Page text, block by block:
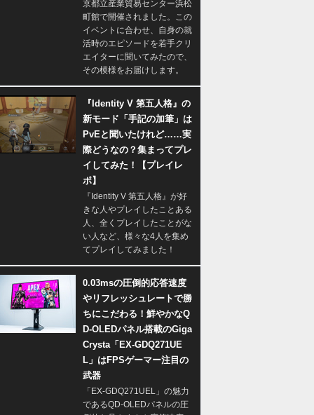
京都立産業貿易センター浜松
町館で開催されました。この
イベントに合わせ、自身の就
活時のエピソードを若手クリ
エイターに聞いてみたので、
その模様をお届けします。
『Identity V 第五人格』の
新モード「手記の加筆」は
PvEと聞いたけれど……実
際どうなの？集まってプレ
イしてみた！【プレイレ
ポ】
『Identity V 第五人格』が好
きな人やプレイしたことある
人、全くプレイしたことがな
い人など、様々な4人を集め
てプレイしてみました！
0.03msの圧倒的応答速度
やリフレッシュレートで勝
ちにこだわる！鮮やかなQ
D-OLEDパネル搭載のGiga
Crysta「EX-GDQ271UE
L」はFPSゲーマー注目の
武器
「EX-GDQ271UEL」の魅力
であるQD-OLEDパネルの圧